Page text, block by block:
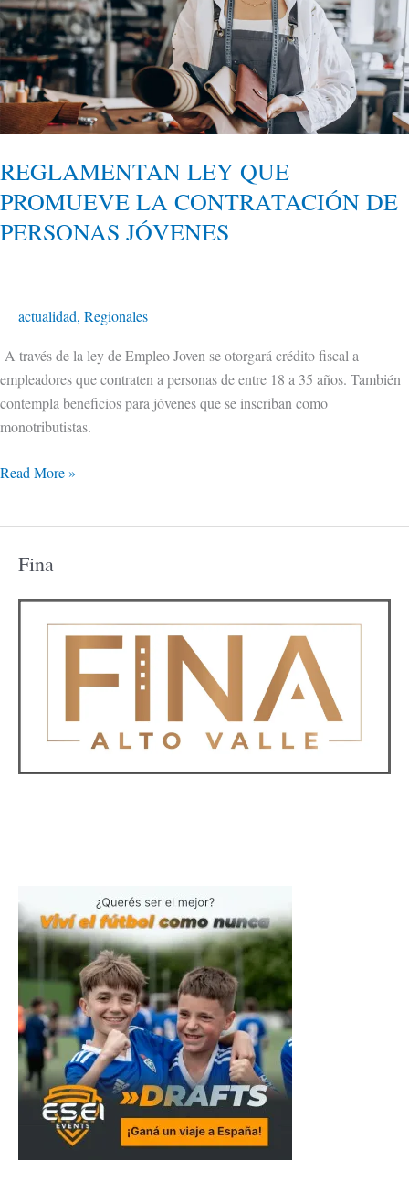
REGLAMENTAN LEY QUE
PROMUEVE LA CONTRATACIÓN DE
PERSONAS JÓVENES
actualidad, Regionales
A través de la ley de Empleo Joven se otorgará crédito fiscal a
empleadores que contraten a personas de entre 18 a 35 años. También
contempla beneficios para jóvenes que se inscriban como
monotributistas.
LA
CONTRATACIÓN
DE
PERSONAS
JÓVENES
Read More »
Fina